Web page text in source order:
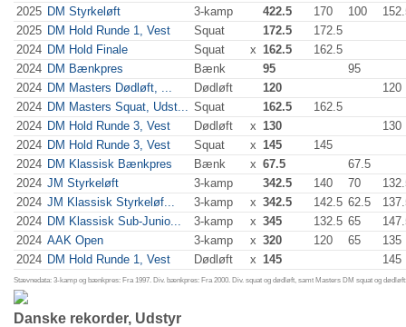
2025 DM Styrkeløft 3-kamp 422.5 170 100
2025 DM Hold Runde 1, Vest Squat 172.5
172.5
2024 DM Hold Finale Squat x 162.5
162.5
2024 DM Bænkpres Bænk 95
95
2024 DM Masters Dødløft, ... Dødløft 120
120
2024 DM Masters Squat, Udst... Squat 162.5
162.5
2024 DM Hold Runde 3, Vest Dødløft x 130
130
2024 DM Hold Runde 3, Vest Squat x 145
145
2024 DM Klassisk Bænkpres Bænk x 67.5
67.5
2024 JM Styrkeløft 3-kamp 342.5 140 70
2024 JM Klassisk Styrkeløf... 3-kamp x 342.5 142.5 62.5
2024 DM Klassisk Sub-Junio... 3-kamp x 345 132.5 65
2024 AAK Open 3-kamp x 320 120 65
135
2024 DM Hold Runde 1, Vest Dødløft x 145 145
Stævnedata: 3-kamp og bænkpres: Fra 1997. Div. bænkpres: Fra 2000. Div. squat og dødløft, samt Masters DM squat og
Danske rekorder, Udstyr